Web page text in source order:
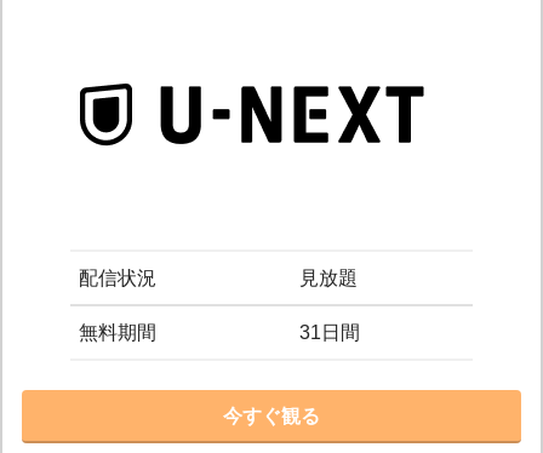
配信状況 見放題
無料期間 31日間
今すぐ観る